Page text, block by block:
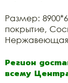
Размер:
покрытие,
Нержавеющая
Регион
всему